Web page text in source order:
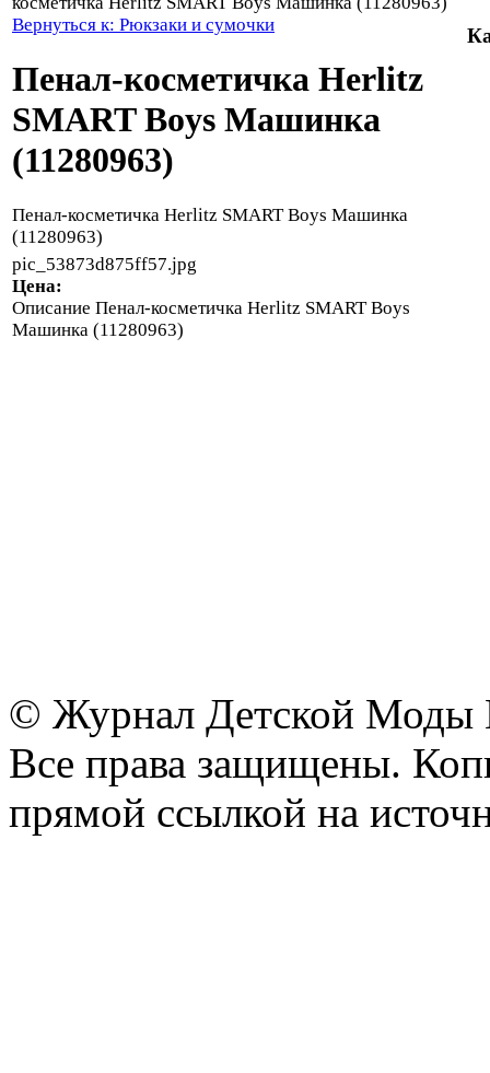
Вернуться к: Рюкзаки и сумочки
Пенал-косметичка Herlitz
SMART Boys Машинка
(11280963)
Пенал-косметичка Herlitz SMART Boys Машинка
(11280963)
pic_53873d875ff57.jpg
Цена:
Описание Пенал-косметичка Herlitz SMART Boys
Машинка (11280963)
© Журнал Детской Моды
Все права защищены.
прямой ссылкой на